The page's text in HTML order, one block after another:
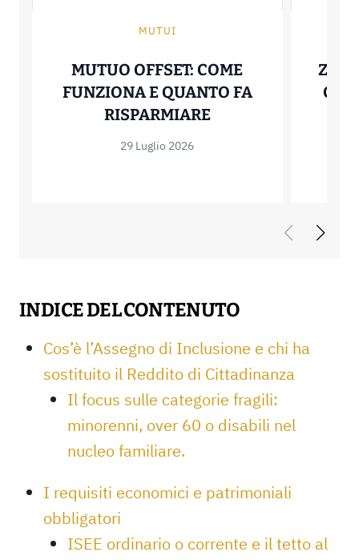
MUTUI
MUTUO OFFSET: COME
FUNZIONA E QUANTO FA
RISPARMIAREMUTUO OFFSET:
29 Luglio 2026
INDICE DEL CONTENUTO
Cos’è l’Assegno di Inclusione e chi ha
sostituito il Reddito di Cittadinanza
Il focus sulle categorie fragili:
minorenni, over 60 o disabili nel
nucleo familiare.
I requisiti economici e patrimoniali
obbligatori
ISEE ordinario o corrente e il tetto al